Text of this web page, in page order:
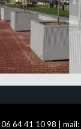
06 64 41 10 98 | mail: